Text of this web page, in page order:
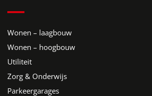
Wonen – laagbouw
Wonen – hoogbouw
Utiliteit
Zorg & Onderwijs
Parkeergarages